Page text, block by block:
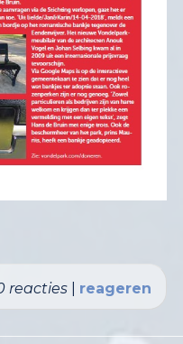
reacties reageren